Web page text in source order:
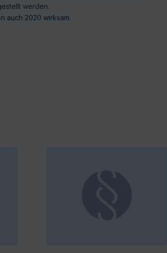
werden.
auch 2020 wirksam